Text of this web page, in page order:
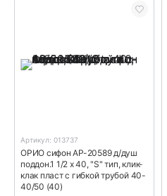
Артикул: 013737
ОРИО сифон АР-20589 д/душ
поддон.1 1/2 х 40, "S" тип, клик-
клак пласт с гибкой трубой 40-
40/50 (40)